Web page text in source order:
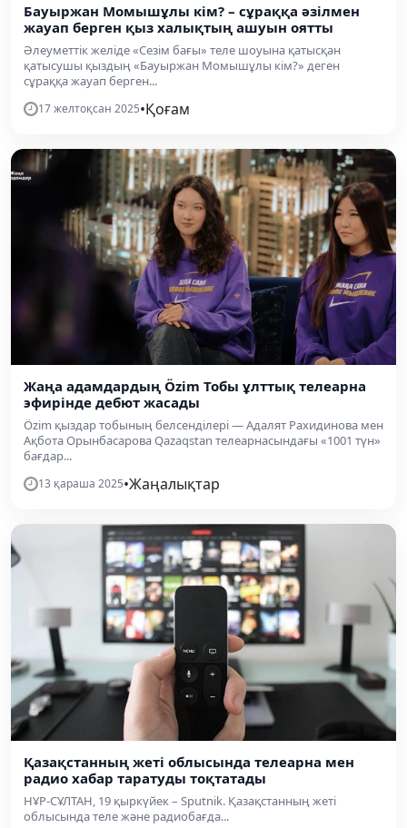
Бауыржан Момышұлы кім? – сұраққа әзілмен
жауап берген қыз халықтың ашуын оятты
Әлеуметтік желіде «Сезім бағы» теле шоуына қатысқан
қатысушы қыздың «Бауыржан Момышұлы кім?» деген
сұраққа жауап берген...
17 желтоқсан 2025•Қоғам
Жаңа адамдардың Özim Тобы ұлттық телеарна
эфирінде дебют жасады
Özim қыздар тобының белсенділері — Адалят Рахидинова мен
Ақбота Орынбасарова Qazaqstan телеарнасындағы «1001 түн»
бағдар...
13 қараша 2025•Жаңалықтар
Қазақстанның жеті облысында телеарна мен
радио хабар таратуды тоқтатады
НҰР-СҰЛТАН, 19 қыркүйек – Sputnik. Қазақстанның жеті
облысында теле және радиобағда...